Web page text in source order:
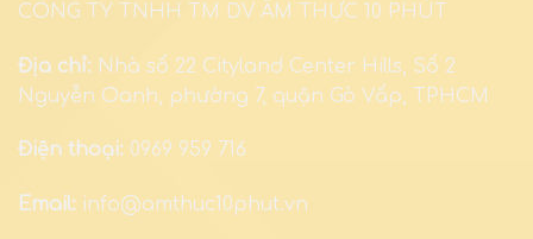
CÔNG TY TNHH TM DV ẨM THỰC 10 PHÚT
Địa chỉ: Nhà số 22 Cityland Center Hills, Số 2
Nguyễn Oanh, phường 7, quận Gò Vấp, TPHCM
Điện thoại: 0969 959 716
Email: info@amthuc10phut.vn